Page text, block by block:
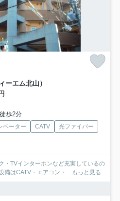
ーエム北山）
歩2分
ベーター CATV
光ファイバー
・TVインターホンなど充実しているの
備はCATV・エアコン・... もっと見る